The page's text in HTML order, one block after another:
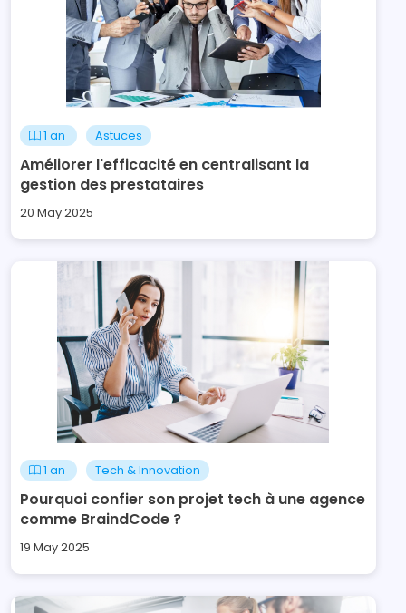
1 an Astuces
Améliorer l'efficacité en centralisant la
gestion des prestataires
20 May 2025
1 an Tech & Innovation
Pourquoi confier son projet tech à une agence
comme BraindCode ?
19 May 2025